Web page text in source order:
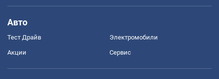
Авто
Тест Драйв Электромобили
Акции Сервис